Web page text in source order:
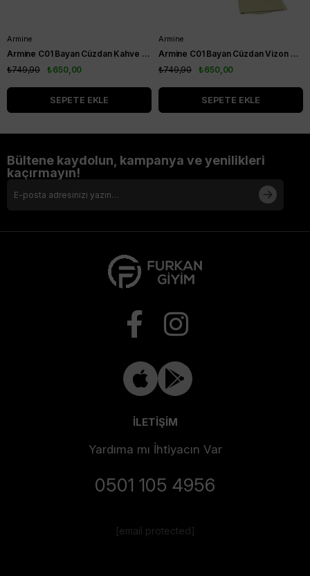
Armine
Armine C01 Bayan Cüzdan Kahve Noktalı
₺650,00
₺749,90
SEPETE EKLE
Armine
Armine C01 Bayan Cüzdan Vizon Noktalı
₺650,00
₺749,90
SEPETE EKLE
Bültene kaydolun, kampanya ve yenilikleri
kaçırmayın!
İLETİŞİM
Yardıma mı İhtiyacın Var
0501 105 4956
[email protected]